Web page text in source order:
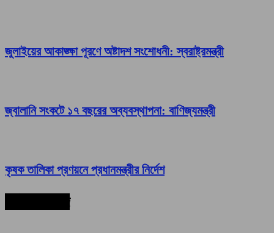
জুলাইয়ের আকাঙ্ক্ষা পূরণে অষ্টাদশ সংশোধনী: স্বরাষ্ট্রমন্ত্রী
জ্বালানি সংকটে ১৭ বছরের অব্যবস্থাপনা: বাণিজ্যমন্ত্রী
কৃষক তালিকা প্রণয়নে প্রধানমন্ত্রীর নির্দেশ